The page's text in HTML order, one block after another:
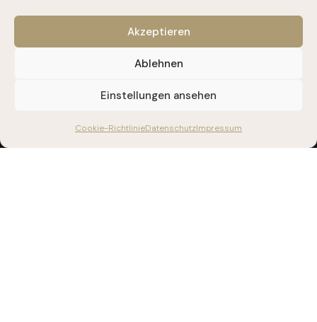
Akzeptieren
Ablehnen
Einstellungen ansehen
Cookie-RichtlinieDatenschutzImpressum